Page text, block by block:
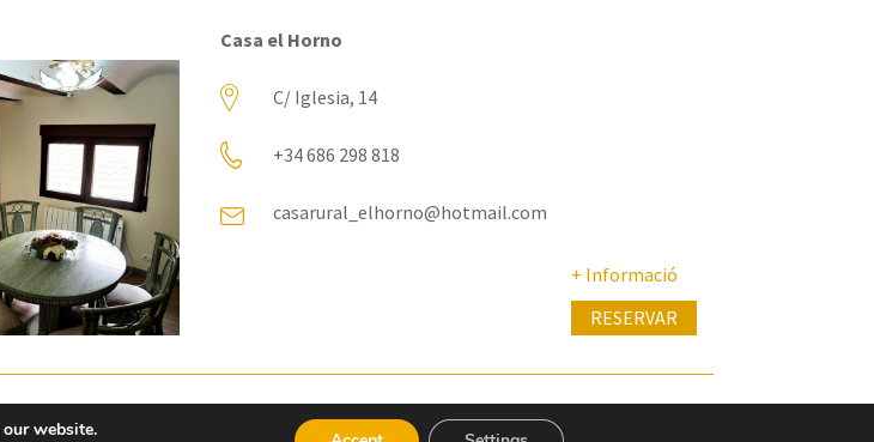
Casa el Horno
C/ Iglesia, 14
+34 686 298 818
casarural_elhorno@hotmail.com
+ Informació
RESERVAR
Casa Antiga
website.